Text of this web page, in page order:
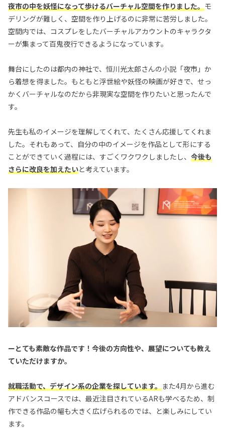
夜市の中を妖怪になって歩けるバーチャル空間を作りました。 モ
デリングが難しく、空間を作り上げるのに非常に苦労しました。
空間内では、コスプレをしたバーチャルアカウントのキャラクタ
ーが集まって百鬼夜行できるようになっています。
舞台にしたのは都内の神社で、恒川光太郎さんの小説「夜市」か
ら着想を得ました。もともと浮世絵や妖怪の映画が好きで、せっ
かくバーチャルなのだから非現実な空間を作りたいと思ったんで
す。
先生も私のイメージを理解してくれて、たくさん応援してくれま
した。それもあって、自分の中のイメージを作品として形にする
ことができていく過程には、すごくワクワクしましたし、 今後も
さらに改良を加えたいと考えています。
ーとても素敵な作品です！今後の方向性や、展望についても教え
ていただけますか。
就職活動で、デザイン系の企業を探しています。 また4月から進む
アドバンスコースでは、最近注目されているARも学べるため、制
作できる作品の幅も大きく広げられるのでは、と楽しみにしてい
ます。